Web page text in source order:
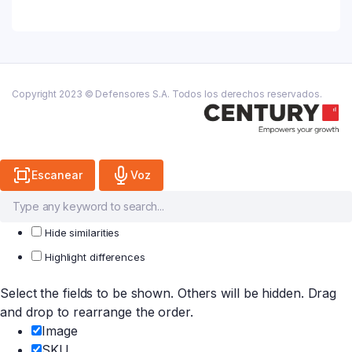
quantity
Copyright 2023 © Defensores S.A. Todos los derechos reservados.
Escanear Voz
Hide similarities
Highlight differences
Select the fields to be shown. Others will be hidden. Drag
and drop to rearrange the order.
Image